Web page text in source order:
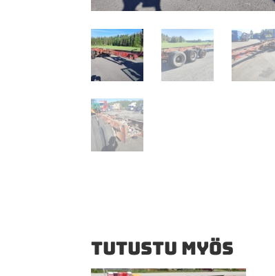
TUTUSTU MYÖS